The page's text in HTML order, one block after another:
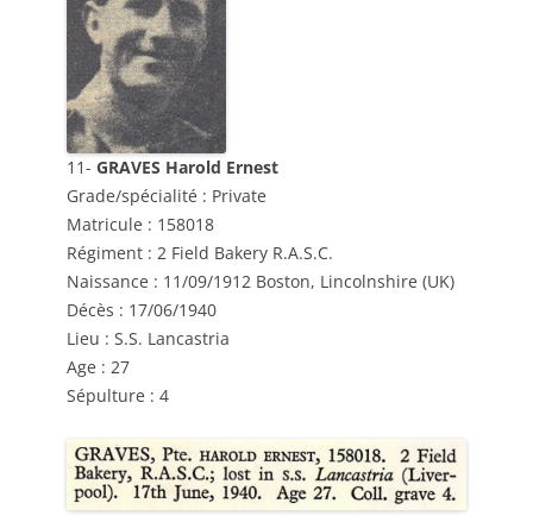
11- GRAVES Harold Ernest
Grade/spécialité : Private
Matricule : 158018
Régiment : 2 Field Bakery R.A.S.C.
Naissance : 11/09/1912 Boston, Lincolnshire (UK)
Décès : 17/06/1940
Lieu : S.S. Lancastria
Age : 27
Sépulture : 4